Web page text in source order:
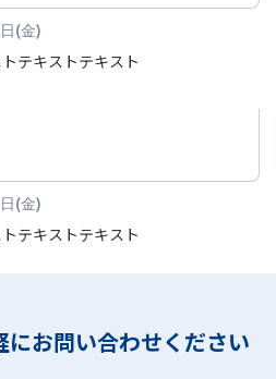
(金)
テキストテキスト
(金)
テキストテキスト
にお問い合わせください